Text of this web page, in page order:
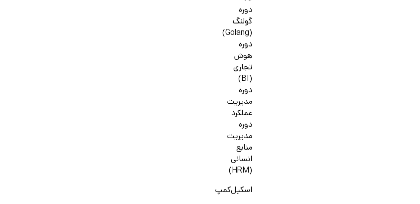
دوره
گولنگ
(Golang)
دوره
هوش
تجاری
(BI)
دوره
مدیریت
عملکرد
دوره
مدیریت
منابع
انسانی
(HRM)
اسکیل‌کمپ